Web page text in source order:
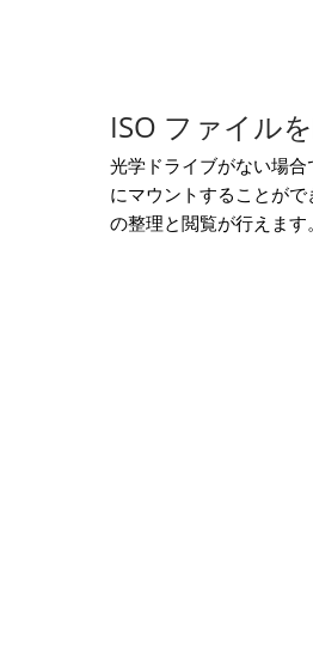
ISO ファイル
光学ドライブがない場
にマウントすることが
の整理と閲覧が行えます。